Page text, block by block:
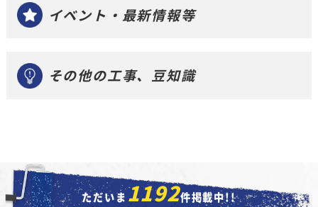
イベント・最新情報等
その他の工事、豆知識
ただいま 1192件掲載中!!